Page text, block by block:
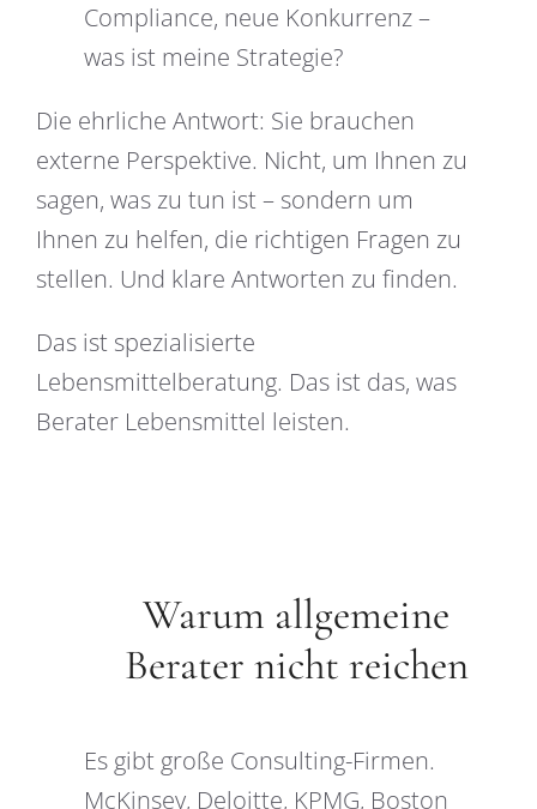
Compliance, neue Konkurrenz –
was ist meine Strategie?
Die ehrliche Antwort: Sie brauchen
externe Perspektive. Nicht, um Ihnen zu
sagen, was zu tun ist – sondern um
Ihnen zu helfen, die richtigen Fragen zu
stellen. Und klare Antworten zu finden.
Das ist spezialisierte
Lebensmittelberatung. Das ist das, was
Berater Lebensmittel leisten.
Warum allgemeine
Berater nicht reichen
Es gibt große Consulting-Firmen.
McKinsey, Deloitte, KPMG, Boston